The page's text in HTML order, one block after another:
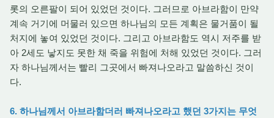
롯의 오른팔이 되어 있었던 것이다. 그러므로 아브라함이 만약
계속 거기에 머물러 있으면 하나님의 모든 계획은 물거품이 될
처지에 놓여 있었던 것이다. 그리고 아브라함도 역시 저주를 받
아 2세도 낳지도 못한 채 죽을 위험에 처해 있었던 것이다. 그러
자 하나님께서는 빨리 그곳에서 빠져나오라고 말씀하신 것이
다.
6. 하나님께서 아브라함더러 빠져나오라고 했던 3가지는 무엇